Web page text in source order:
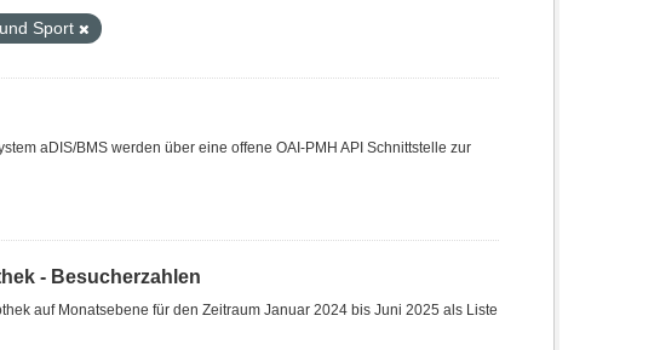
Sport
aDIS/BMS werden über eine offene OAI-PMH API Schnittstelle zur
- Besucherzahlen
auf Monatsebene für den Zeitraum Januar 2024 bis Juni 2025 als Liste